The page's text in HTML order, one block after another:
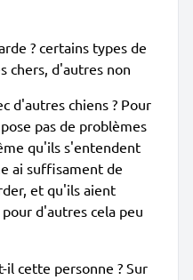
? certains types de
chers, d'autres non
d'autres chiens ? Pour
pas de problèmes
qu'ils s'entendent
ai suffisament de
et qu'ils aient
d'autres cela peu
cette personne ? Sur